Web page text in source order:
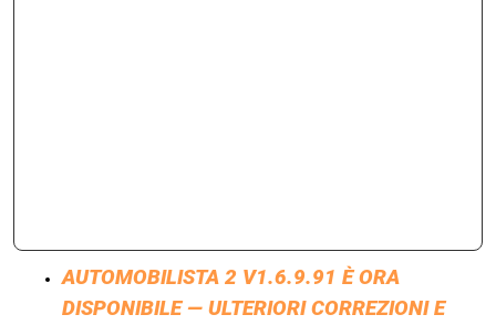
AUTOMOBILISTA 2 V1.6.9.91 È ORA
DISPONIBILE — ULTERIORI CORREZIONI E